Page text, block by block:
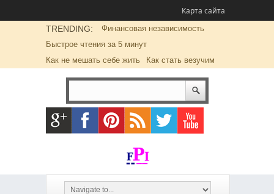
Карта сайта
TRENDING:
Финансовая независимость
Быстрое чтения за 5 минут
Как не мешать себе жить
Как стать везучим